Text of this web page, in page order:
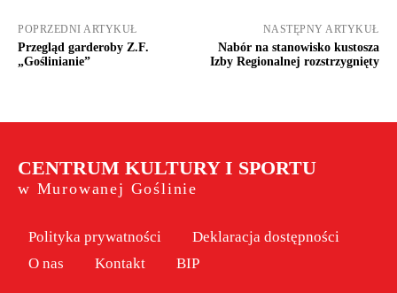
POPRZEDNI ARTYKUŁ
Przegląd garderoby Z.F.
„Goślinianie”
NASTĘPNY ARTYKUŁ
Nabór na stanowisko kustosza
Izby Regionalnej rozstrzygnięty
CENTRUM KULTURY I SPORTU
w Murowanej Goślinie
Polityka prywatności
Deklaracja dostępności
O nas
Kontakt BIP